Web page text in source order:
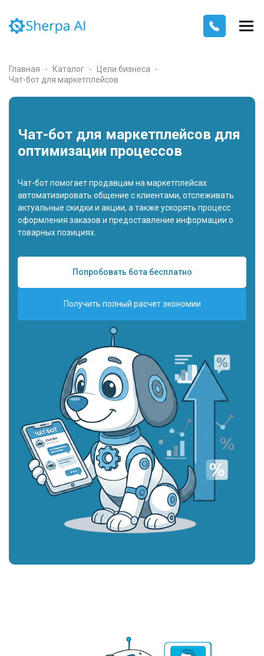
Главная Каталог
Цели бизнеса
Чат-бот для маркетплейсов
Чат-бот для маркетплейсов для
оптимизации процессов
Чат-бот помогает продавцам на маркетплейсах
автоматизировать общение с клиентами, отслеживать
актуальные скидки и акции, а также ускорять процесс
оформления заказов и предоставление информации о
товарных позициях.
Попробовать бота бесплатно
Получить полный расчет экономии